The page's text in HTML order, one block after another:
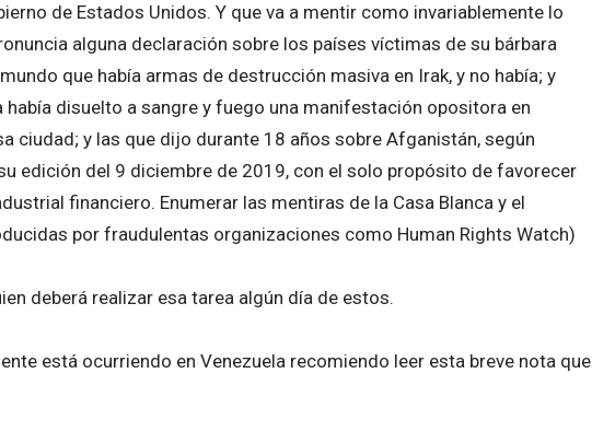
de Estados Unidos. Y que va a mentir como invariablemente lo
alguna declaración sobre los países víctimas de su bárbara
que había armas de destrucción masiva en Irak, y no había; y
disuelto a sangre y fuego una manifestación opositora en
ciudad; y las que dijo durante 18 años sobre Afganistán, según
edición del 9 diciembre de 2019, con el solo propósito de favorecer
financiero. Enumerar las mentiras de la Casa Blanca y el
por fraudulentas organizaciones como Human Rights Watch)
deberá realizar esa tarea algún día de estos.
está ocurriendo en Venezuela recomiendo leer esta breve nota que